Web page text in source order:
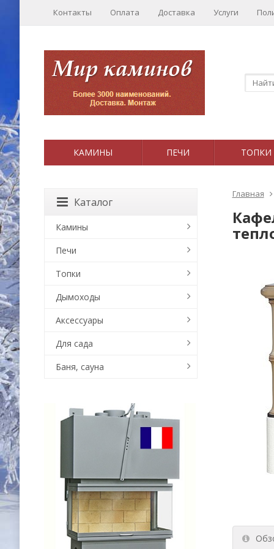
Контакты Оплата Доставка Услуги
КАМИНЫ ПЕЧИ ТОПКИ
Главная
Каталог
Камины
Печи
Топки
Дымоходы
Аксессуары
Для сада
Баня, сауна